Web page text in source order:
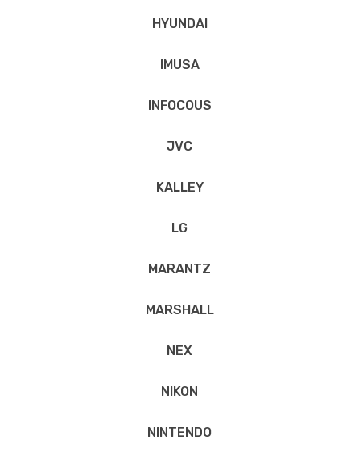
HYUNDAI
IMUSA
INFOCOUS
JVC
KALLEY
LG
MARANTZ
MARSHALL
NEX
NIKON
NINTENDO